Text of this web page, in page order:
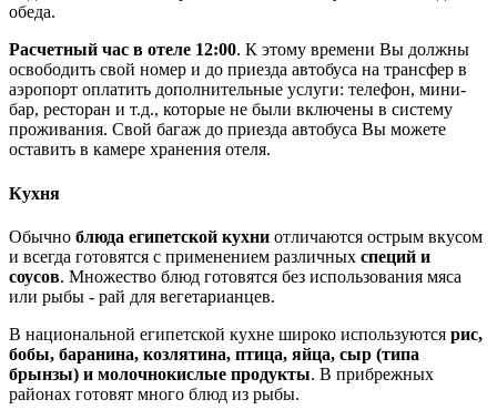
обеда.
Расчетный час в отеле 12:00. К этому времени Вы должны
освободить свой номер и до приезда автобуса на трансфер в
аэропорт оплатить дополнительные услуги: телефон, мини-
бар, ресторан и т.д., которые не были включены в систему
проживания. Свой багаж до приезда автобуса Вы можете
оставить в камере хранения отеля.
Кухня
Обычно блюда египетской кухни отличаются острым вкусом
и всегда готовятся с применением различных специй и
соусов. Множество блюд готовятся без использования мяса
или рыбы - рай для вегетарианцев.
В национальной египетской кухне широко используются рис,
бобы, баранина, козлятина, птица, яйца, сыр (типа
брынзы) и молочнокислые продукты. В прибрежных
районах готовят много блюд из рыбы.